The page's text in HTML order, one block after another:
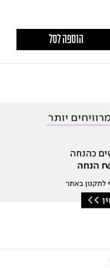
הוספה לסל